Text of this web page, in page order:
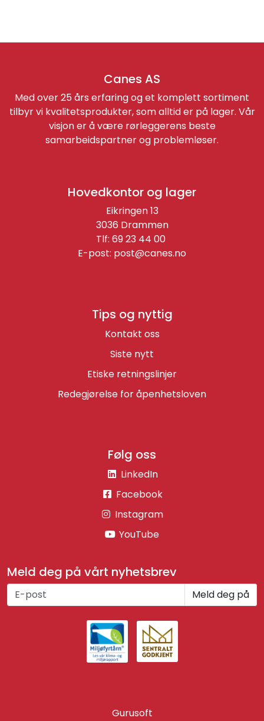
Canes AS
Med over 25 års erfaring og et komplett sortiment
tilbyr vi kvalitetsprodukter, som alltid er på lager. Vår
visjon er å være rørleggerens beste
samarbeidspartner og problemløser.
Meld deg på vårt nyhetsbrev
Meld deg på
Tips og nyttig
Kontakt oss
Siste nytt
Etiske retningslinjer
Redegjørelse for åpenhetsloven
Følg oss
LinkedIn
Facebook
Instagram
YouTube
Hovedkontor og lager
Eikringen 13
3036 Drammen
Tlf: 69 23 44 00
E-post: post@canes.no
Gurusoft